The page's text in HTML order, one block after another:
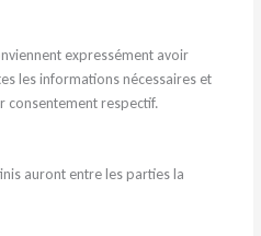
expressément avoir
les informations nécessaires et
consentement respectif.
auront entre les parties la